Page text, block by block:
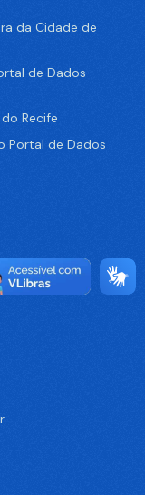
da Cidade de
de Dados
Recife
Portal de Dados